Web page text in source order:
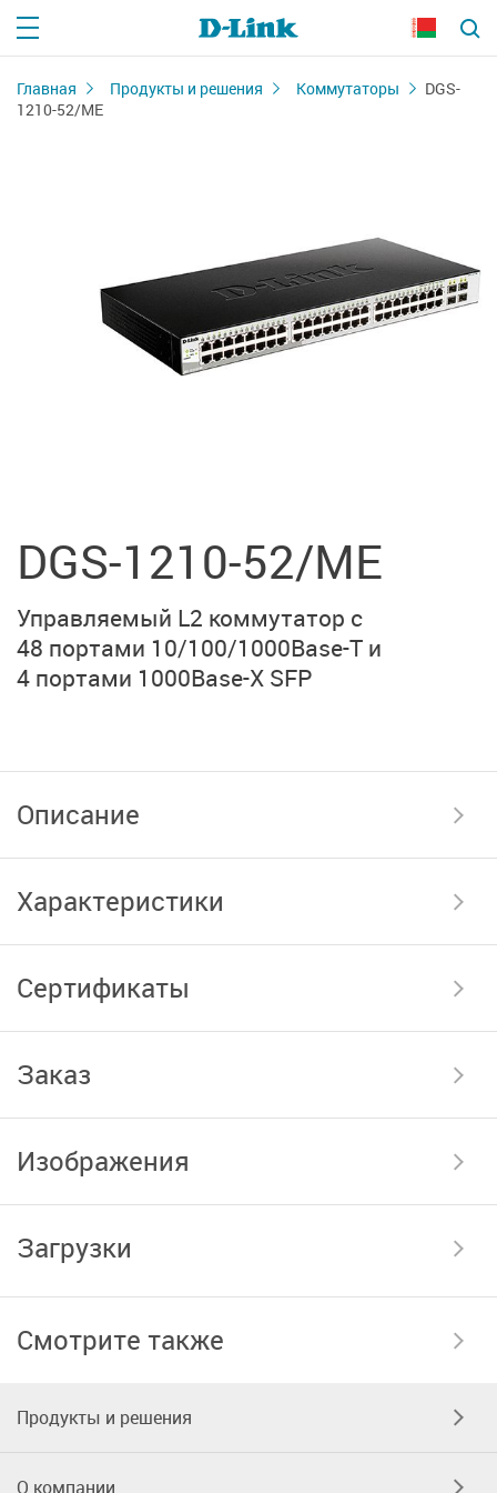
Главная Продукты и решения Коммутаторы
DGS-
1210-52/ME
DGS-1210-52/ME
Управляемый L2 коммутатор с
48 портами 10/100/1000Base-T и
4 портами 1000Base-X SFP
Описание
Характеристики
Сертификаты
Заказ
Изображения
Загрузки
Смотрите также
Продукты и решения
О компании